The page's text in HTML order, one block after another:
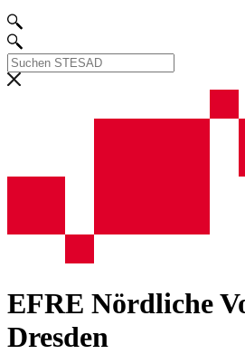
EFRE Nördliche
Dresden